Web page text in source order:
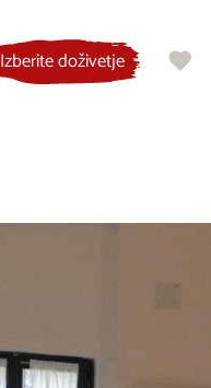
Izberite doživetje